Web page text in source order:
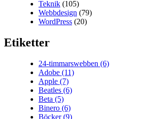
Teknik (105)
Webbdesign (79)
WordPress (20)
Etiketter
24-timmarswebben (6)
Adobe (11)
Apple (7)
Beatles (6)
Beta (5)
Binero (6)
Böcker(9)